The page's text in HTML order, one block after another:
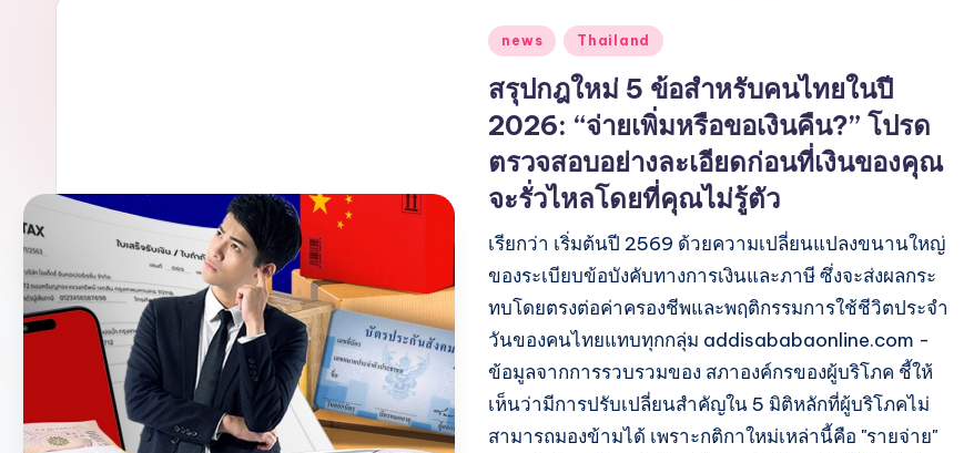
Posted
news Thailand
สรุปกฎใหม่ 5 ข้อสำหรับคนไทยในปี
2026: “จ่ายเพิ่มหรือขอเงินคืน?” โปรด
ตรวจสอบอย่างละเอียดก่อนที่เงินของคุณ
จะรั่วไหลโดยที่คุณไม่รู้ตัว
เรียกว่า เริ่มต้นปี 2569 ด้วยความเปลี่ยนแปลงขนานใหญ่
ของระเบียบข้อบังคับทางการเงินและภาษี ซึ่งจะส่งผลกระ
ทบโดยตรงต่อค่าครองชีพและพฤติกรรมการใช้ชีวิตประจำ
วันของคนไทยแทบทุกกลุ่ม addisababaonline.com -
ข้อมูลจากการรวบรวมของ สภาองค์กรของผู้บริโภค ชี้ให้
เห็นว่ามีการปรับเปลี่ยนสำคัญใน 5 มิติหลักที่ผู้บริโภคไม่
สามารถมองข้ามได้ เพราะกติกาใหม่เหล่านี้คือ "รายจ่าย"